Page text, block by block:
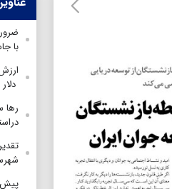
با
رها